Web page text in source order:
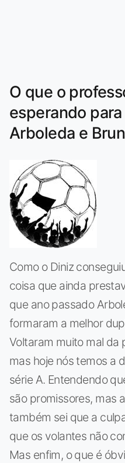
O que o
esperando
Arboleda e
Como o Diniz
coisa que ainda
que ano passado
formaram a melhor
Voltaram muito mal da
mas hoje nós temos a
série A. Entendendo
são promissores, mas
também sei que a
que os volantes não
Mas enfim, o que é